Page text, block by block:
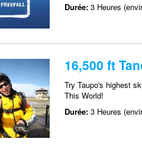
Durée: 3 Heures
16,500 ft
Try Taupo's highest
This World!
Durée: 3 Heures